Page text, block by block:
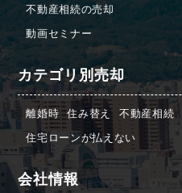
不動産相続の売却
動画セミナー
カテゴリ別売却
離婚時 住み替え 不動産相続
住宅ローンが払えない
会社情報